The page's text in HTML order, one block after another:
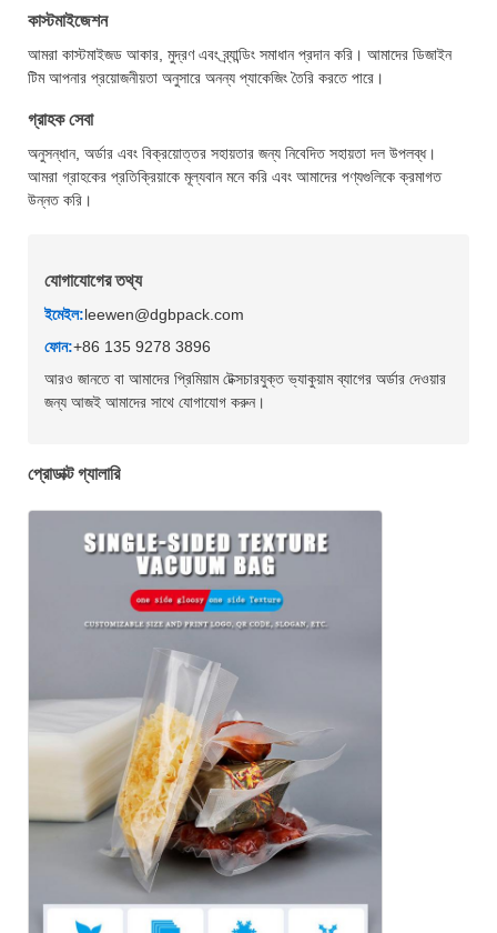
কাস্টমাইজেশন
আমরা কাস্টমাইজড আকার, মুদ্রণ এবং ব্র্যান্ডিং সমাধান প্রদান করি। আমাদের ডিজাইন
টিম আপনার প্রয়োজনীয়তা অনুসারে অনন্য প্যাকেজিং তৈরি করতে পারে।
গ্রাহক সেবা
অনুসন্ধান, অর্ডার এবং বিক্রয়োত্তর সহায়তার জন্য নিবেদিত সহায়তা দল উপলব্ধ।
আমরা গ্রাহকের প্রতিক্রিয়াকে মূল্যবান মনে করি এবং আমাদের পণ্যগুলিকে ক্রমাগত
উন্নত করি।
যোগাযোগের তথ্য
ইমেইল:leewen@dgbpack.com
ফোন:+86 135 9278 3896
আরও জানতে বা আমাদের প্রিমিয়াম টেক্সচারযুক্ত ভ্যাকুয়াম ব্যাগের অর্ডার দেওয়ার
জন্য আজই আমাদের সাথে যোগাযোগ করুন।
প্রোডাক্ট গ্যালারি